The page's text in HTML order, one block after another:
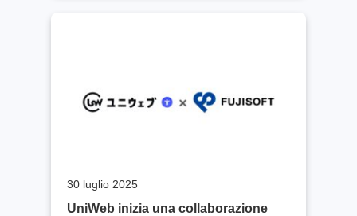
30 luglio 2025
UniWeb inizia una collaborazione